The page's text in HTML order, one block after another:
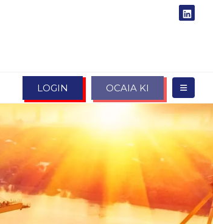
LOGIN OCAIA KI
ZOLLLAGER